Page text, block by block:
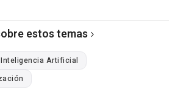
estos temas
Inteligencia Artificial